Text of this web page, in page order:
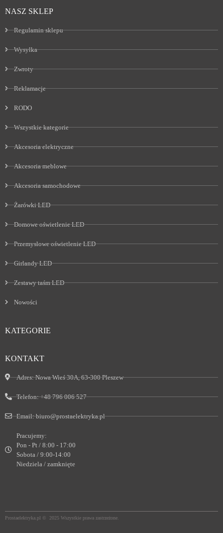
NASZ SKLEP
Regulamin sklepu
Wysyłka
Zwroty
Reklamacje
RODO
Wszystkie kategorie
Akcesoria elektryczne
Akcesoria meblowe
Akcesoria samochodowe
Żarówki LED
Domowe oświetlenie LED
Przemysłowe oświetlenie LED
Girlandy LED
Zestawy taśm LED
Nowości
KATEGORIE
KONTAKT
Adres:Nowa Wieś 30A, 63-300 Pleszew
Telefon:+48 796 006 527
Email:biuro@prostaelektryka.pl
Pracujemy:
Pon - Pt / 8:00 - 17:00
Sobota / 9:00-14:00
Niedziela / zamknięte
Prostaelektryka.pl © 2025 Wszystkie prawa zastrzeżone.